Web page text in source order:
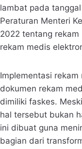
lambat pada
Peraturan Menteri
2022 tentang
rekam medis
Implementasi
dokumen rekam
dimiliki faskes.
hal tersebut bukan
ini dibuat guna
bagian dari